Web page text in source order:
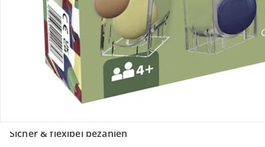
Filialen & Beratung
Unternehmen
Sicher & flexibel bezahlen